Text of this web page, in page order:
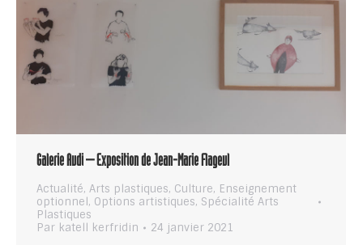
Galerie Audi – Exposition de Jean-Marie Flageul
Actualité, Arts plastiques, Culture, Enseignement
optionnel, Options artistiques, Spécialité Arts
Plastiques
Par katell kerfridin 24 janvier 2021